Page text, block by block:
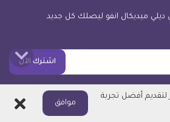
ديلي ميديكال انفو ليصلك كل جديد
اشترك الآن
ميديكال انفو 2010 - 2026
لتقديم أفضل تجربة
موافق اغلاق